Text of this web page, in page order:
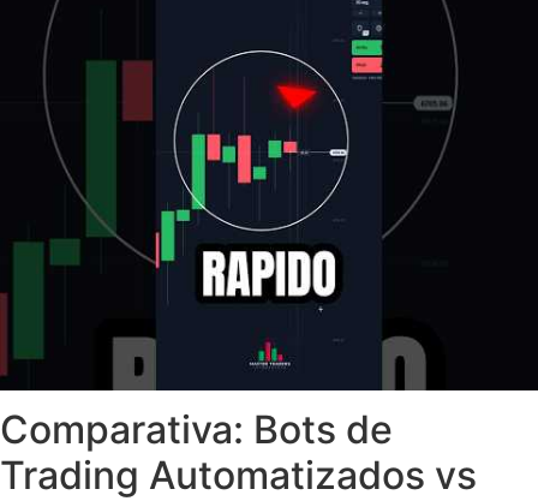
Comparativa: Bots de
Trading Automatizados vs